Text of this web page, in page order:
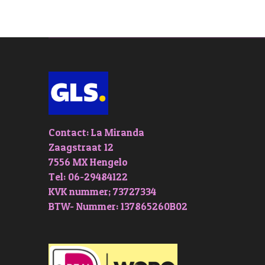
Contact: La Miranda
Zaagstraat 12
7556 MX Hengelo
Tel: 06-29484122
KVK nummer; 73727334
BTW- Nummer: 137865260B02